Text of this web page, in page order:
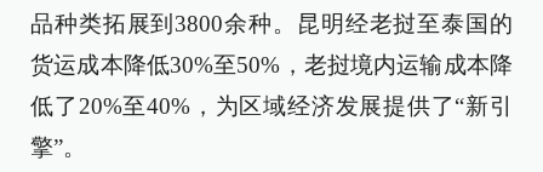
品种类拓展到3800余种。昆明经老挝至泰国的
货运成本降低30%至50%，老挝境内运输成本降
低了20%至40%，为区域经济发展提供了“新引
擎”。